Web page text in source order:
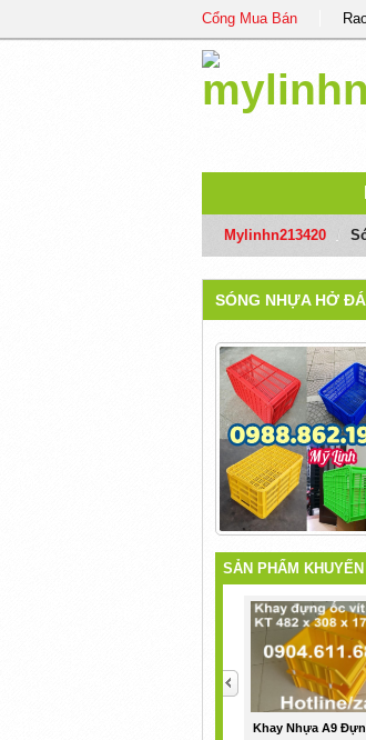
Cổng Mua Bán
Mylinhn213420
SÓNG NHỰA HỞ
SẢN PHẨM KHUYẾN
Khay Nhựa A9